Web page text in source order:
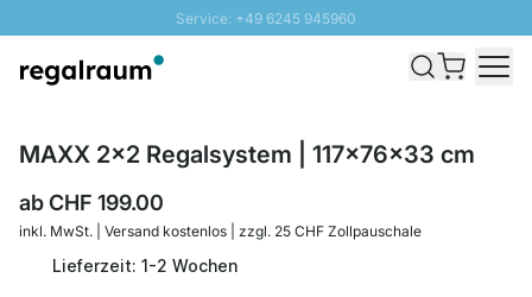
Service: +49 6245 945960
Versand & Zoll gratis ab 300 CHF
MAXX 2x2 Regalsystem | 117x76x33 cm
abCHF 199.00
inkl. MwSt. | Versand kostenlos | zzgl. 25 CHF Zollpauschale
Lieferzeit: 1-2 Wochen